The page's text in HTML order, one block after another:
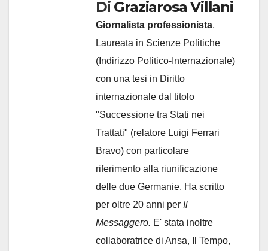
Di Graziarosa Villani
Giornalista professionista,
Laureata in Scienze Politiche
(Indirizzo Politico-Internazionale)
con una tesi in Diritto
internazionale dal titolo
"Successione tra Stati nei
Trattati" (relatore Luigi Ferrari
Bravo) con particolare
riferimento alla riunificazione
delle due Germanie. Ha scritto
per oltre 20 anni per Il
Messaggero. E' stata inoltre
collaboratrice di Ansa, Il Tempo,